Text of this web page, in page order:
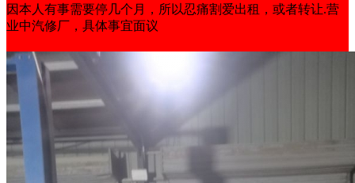
因本人有事需要停几个月，所以忍痛割爱出租，或者转让.营
业中汽修厂，具体事宜面议